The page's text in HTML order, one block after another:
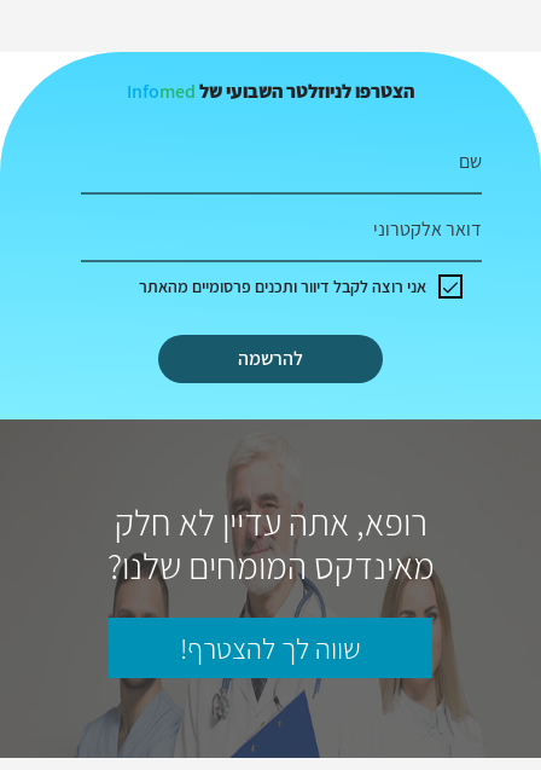
הצטרפו לניוזלטר השבועי של Infomed
שם
דואר אלקטרוני
להרשמה
אני רוצה לקבל דיוור ותכנים פרסומיים מהאתר
רופא, אתה עדיין לא חלק
מאינדקס המומחים שלנו?
שווה לך להצטרף!